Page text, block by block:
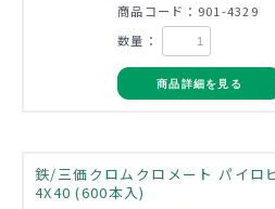
商品コード：901-4329
数量：
商品詳細を見る
鉄/三価クロムクロメート パイロ
4X40 (600本入)